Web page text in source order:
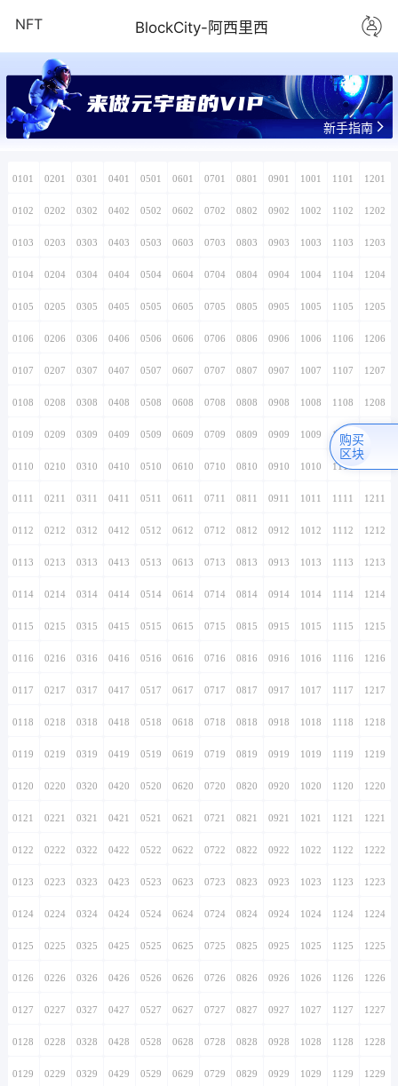
NFT BlockCity-阿西里西
来做元宇宙的VIP
新手指南
0101 0201 0301 0401 0501 0601 0701 0801 0901 1001 1101 1201
0102 0202 0302 0402 0502 0602 0702 0802 0902 1002 1102 1202
0103 0203 0303 0403 0503 0603 0703 0803 0903 1003 1103 1203
0104 0204 0304 0404 0504 0604 0704 0804 0904 1004 1104 1204
0105 0205 0305 0405 0505 0605 0705 0805 0905 1005 1105 1205
0106 0206 0306 0406 0506 0606 0706 0806 0906 1006 1106 1206
0107 0207 0307 0407 0507 0607 0707 0807 0907 1007 1107 1207
0108 0208 0308 0408 0508 0608 0708 0808 0908 1008 1108 1208
0109 0209 0309 0409 0509 0609 0709 0809 0909 1009 1109
0110 0210 0310 0410 0510 0610 0710 0810 0910 1010 1110
0111 0211 0311 0411 0511 0611 0711 0811 0911 1011 1111 1211
0112 0212 0312 0412 0512 0612 0712 0812 0912 1012 1112 1212
0113 0213 0313 0413 0513 0613 0713 0813 0913 1013 1113 1213
0114 0214 0314 0414 0514 0614 0714 0814 0914 1014 1114 1214
0115 0215 0315 0415 0515 0615 0715 0815 0915 1015 1115 1215
0116 0216 0316 0416 0516 0616 0716 0816 0916 1016 1116 1216
0117 0217 0317 0417 0517 0617 0717 0817 0917 1017 1117 1217
0118 0218 0318 0418 0518 0618 0718 0818 0918 1018 1118 1218
0119 0219 0319 0419 0519 0619 0719 0819 0919 1019 1119 1219
0120 0220 0320 0420 0520 0620 0720 0820 0920 1020 1120 1220
0121 0221 0321 0421 0521 0621 0721 0821 0921 1021 1121 1221
0122 0222 0322 0422 0522 0622 0722 0822 0922 1022 1122 1222
0123 0223 0323 0423 0523 0623 0723 0823 0923 1023 1123 1223
0124 0224 0324 0424 0524 0624 0724 0824 0924 1024 1124 1224
0125 0225 0325 0425 0525 0625 0725 0825 0925 1025 1125 1225
0126 0226 0326 0426 0526 0626 0726 0826 0926 1026 1126 1226
0127 0227 0327 0427 0527 0627 0727 0827 0927 1027 1127 1227
0128 0228 0328 0428 0528 0628 0728 0828 0928 1028 1128 1228
0129 0229 0329 0429 0529 0629 0729 0829 0929 1029 1129 1229
购买
区块